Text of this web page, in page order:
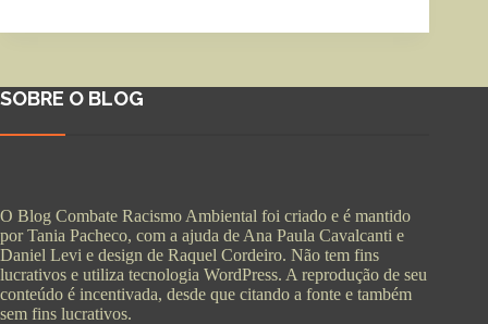
SOBRE O BLOG
O Blog Combate Racismo Ambiental foi criado e é mantido
por Tania Pacheco, com a ajuda de Ana Paula Cavalcanti e
Daniel Levi e design de Raquel Cordeiro. Não tem fins
lucrativos e utiliza tecnologia WordPress. A reprodução de seu
conteúdo é incentivada, desde que citando a fonte e também
sem fins lucrativos.